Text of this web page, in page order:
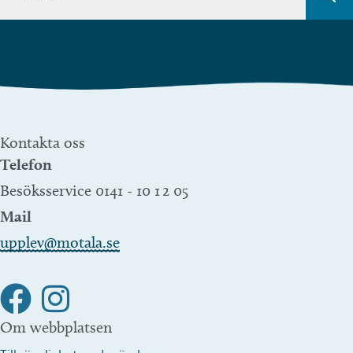
Kontakta oss
Telefon
Besöksservice 0141 - 10 1 2 05
Mail
upplev@motala.se
Om webbplatsen